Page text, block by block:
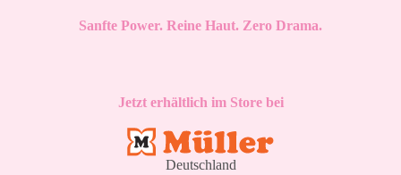
Sanfte Power. Reine Haut. Zero Drama.
Jetzt erhältlich im Store bei
Deutschland